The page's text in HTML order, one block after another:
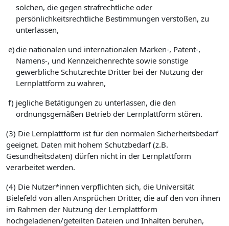
solchen, die gegen strafrechtliche oder
persönlichkeitsrechtliche Bestimmungen verstoßen, zu
unterlassen,
e)die nationalen und internationalen Marken-, Patent-,
Namens-, und Kennzeichenrechte sowie sonstige
gewerbliche Schutzrechte Dritter bei der Nutzung der
Lernplattform zu wahren,
f) jegliche Betätigungen zu unterlassen, die den
ordnungsgemäßen Betrieb der Lernplattform stören.
(3) Die Lernplattform ist für den normalen Sicherheitsbedarf
geeignet. Daten mit hohem Schutzbedarf (z.B.
Gesundheitsdaten) dürfen nicht in der Lernplattform
verarbeitet werden.
(4) Die Nutzer*innen verpflichten sich, die Universität
Bielefeld von allen Ansprüchen Dritter, die auf den von ihnen
im Rahmen der Nutzung der Lernplattform
hochgeladenen/geteilten Dateien und Inhalten beruhen,